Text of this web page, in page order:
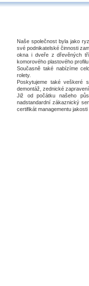
Naše společnost byla jako
své podnikatelské činnosti
okna i dveře z dřevěných
komorového plastového
Současně také nabízíme
rolety.
Poskytujeme také veškeré
demontáž, zednické
Již od počátku našeho
nadstandardní zákaznický
certifikát managementu